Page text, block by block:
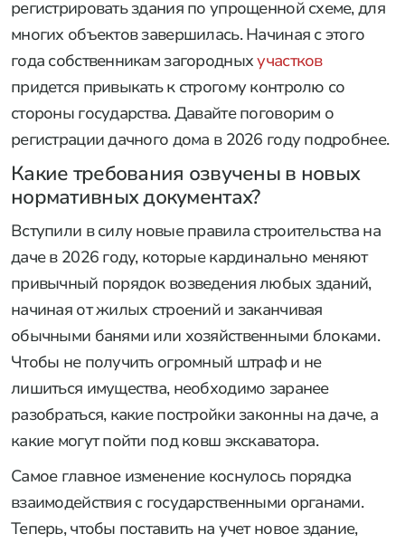
регистрировать здания по упрощенной схеме, для
многих объектов завершилась. Начиная с этого
года собственникам загородныхучастков
придется привыкать к строгому контролю со
стороны государства. Давайте поговорим о
регистрации дачного дома в 2026 году подробнее.
Какие требования озвучены в новых
нормативных документах?
Вступили в силу новые правила строительства на
даче в 2026 году, которые кардинально меняют
привычный порядок возведения любых зданий,
начиная от жилых строений и заканчивая
обычными банями или хозяйственными блоками.
Чтобы не получить огромный штраф и не
лишиться имущества, необходимо заранее
разобраться, какие постройки законны на даче, а
какие могут пойти под ковш экскаватора.
Самое главное изменение коснулось порядка
взаимодействия с государственными органами.
Теперь, чтобы поставить на учет новое здание,